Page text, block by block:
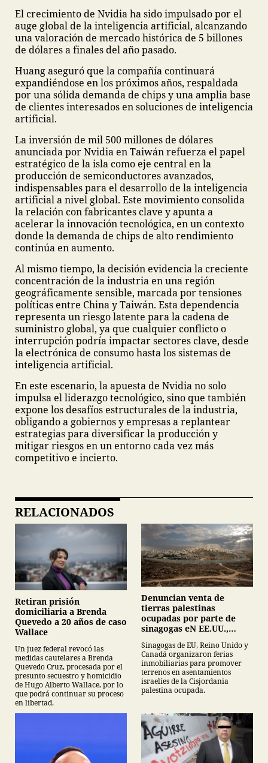
El crecimiento de Nvidia ha sido impulsado por el
auge global de la inteligencia artificial, alcanzando
una valoración de mercado histórica de 5 billones
de dólares a finales del año pasado.
Huang aseguró que la compañía continuará
expandiéndose en los próximos años, respaldada
por una sólida demanda de chips y una amplia base
de clientes interesados en soluciones de inteligencia
artificial.
La inversión de mil 500 millones de dólares
anunciada por Nvidia en Taiwán refuerza el papel
estratégico de la isla como eje central en la
producción de semiconductores avanzados,
indispensables para el desarrollo de la inteligencia
artificial a nivel global. Este movimiento consolida
la relación con fabricantes clave y apunta a
acelerar la innovación tecnológica, en un contexto
donde la demanda de chips de alto rendimiento
continúa en aumento.
Al mismo tiempo, la decisión evidencia la creciente
concentración de la industria en una región
geográficamente sensible, marcada por tensiones
políticas entre China y Taiwán. Esta dependencia
representa un riesgo latente para la cadena de
suministro global, ya que cualquier conflicto o
interrupción podría impactar sectores clave, desde
la electrónica de consumo hasta los sistemas de
inteligencia artificial.
En este escenario, la apuesta de Nvidia no solo
impulsa el liderazgo tecnológico, sino que también
expone los desafíos estructurales de la industria,
obligando a gobiernos y empresas a replantear
estrategias para diversificar la producción y
mitigar riesgos en un entorno cada vez más
competitivo e incierto.
RELACIONADOS
Retiran prisión
domiciliaria a Brenda
Quevedo a 20 años de caso
Wallace
Un juez federal revocó las
medidas cautelares a Brenda
Quevedo Cruz, procesada por el
presunto secuestro y homicidio
de Hugo Alberto Wallace, por lo
que podrá continuar su proceso
en libertad.
Denuncian venta de
tierras palestinas
ocupadas por parte de
sinagogas eN EE.UU.,
Sinagogas de EU, Reino Unido y
Canadá organizaron ferias
inmobiliarias para promover
terrenos en asentamientos
israelíes de la Cisjordania
palestina ocupada.